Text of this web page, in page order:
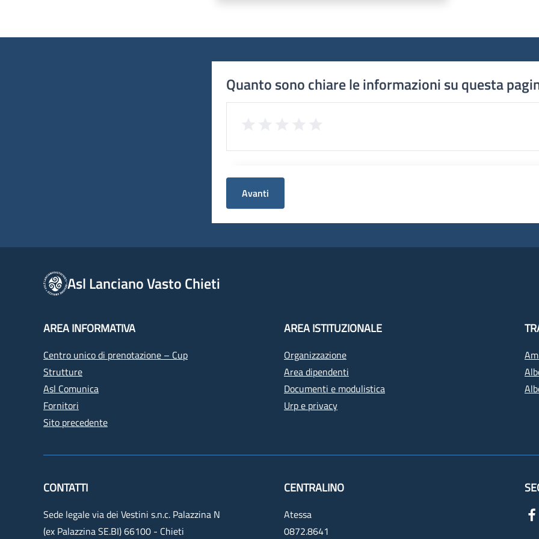
Quanto sono chiare le informazioni su questa
Avanti
Asl Lanciano Vasto Chieti
AREA INFORMATIVA
Centro unico di prenotazione – Cup
Strutture
Asl Comunica
Fornitori
Sito precedente
AREA ISTITUZIONALE
Organizzazione
Area dipendenti
Documenti e modulistica
Urp e privacy
CONTATTI
Sede legale via dei Vestini s.n.c. Palazzina N
(ex Palazzina SE.BI) 66100 - Chieti
CENTRALINO
Atessa
0872.8641